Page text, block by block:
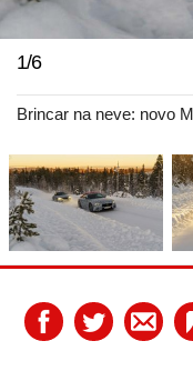
1/6
Brincar na neve: novo